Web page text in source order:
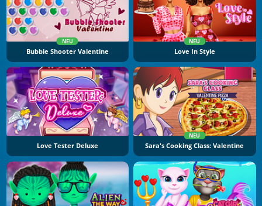
NEU
Bubble Shooter Valentine
NEU
Love In Style
Love Tester Deluxe
NEU
Sara's Cooking Class: Valentine